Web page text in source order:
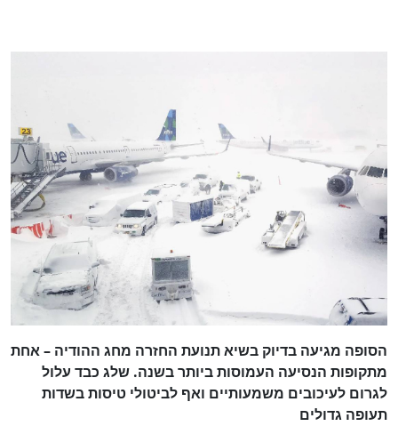
הסופה מגיעה בדיוק בשיא תנועת החזרה מחג ההודיה – אחת
מתקופות הנסיעה העמוסות ביותר בשנה. שלג כבד עלול
לגרום לעיכובים משמעותיים ואף לביטולי טיסות בשדות
תעופה גדולים